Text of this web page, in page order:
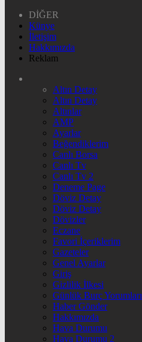
DİĞER
Künye
İletişim
Hakkımızda
Reklam
Altın Detay
Altın Detay
Altınlar
AMP
Ayarlar
Beğendiklerim
Canlı Borsa
Canlı Tv
Canlı Tv 2
Deneme Page
Döviz Detay
Döviz Detay
Dövizler
Eczane
Favori İçeriklerim
Gazeteler
Genel Ayarlar
Giriş
Gizlilik İlkesi
Günlük Burç Yorumları
Haber Gönder
Hakkımızda
Hava Durumu
Hava Durumu 2